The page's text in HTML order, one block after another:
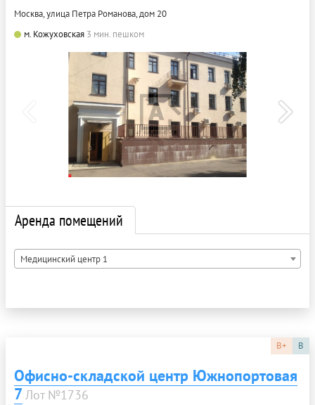
Москва, улица Петра Романова, дом 20
м. Кожуховская 3 мин. пешком
Аренда помещений
Медицинский центр 1
B+ B
Офисно-складской центр Южнопортовая
7Лот №1736